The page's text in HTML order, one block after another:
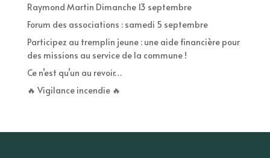
Raymond Martin Dimanche 13 septembre
Forum des associations : samedi 5 septembre
Participez au tremplin jeune : une aide financière pour
des missions au service de la commune !
Ce n’est qu’un au revoir…
🔥 Vigilance incendie 🔥